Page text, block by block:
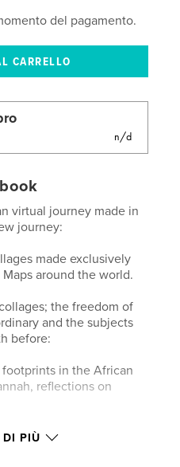
del pagamento.
n/d
virtual journey made in
journey:
made exclusively
around the world.
the freedom of
and the subjects
before:
in the African
reflections on
collages are
DI PIÙ